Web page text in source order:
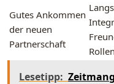
Gutes Ankommen
der neuen
Partnerschaft
Lesetipp: